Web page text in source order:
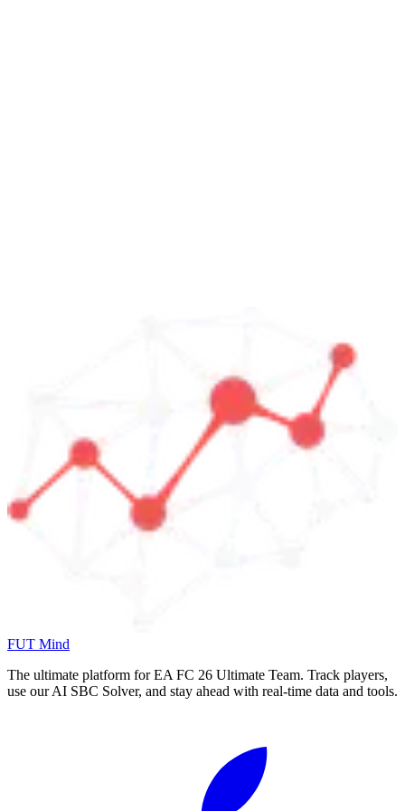
FUT Mind
The ultimate platform for EA FC 26 Ultimate Team. Track players,
use our AI SBC Solver, and stay ahead with real-time data and tools.